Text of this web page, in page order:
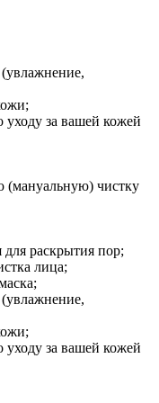
за вашей кожей
чистку
раскрытия пор;
лица;
за вашей кожей